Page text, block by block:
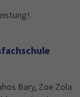
Bary, Zoe Zola